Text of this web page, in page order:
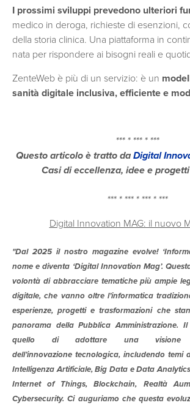
I prossimi sviluppi prevedono ulteriori
medico in deroga, richieste di esenzioni,
della storia clinica. Una piattaforma in
nata per rispondere ai bisogni reali e
ZenteWeb è più di un servizio: è un
sanità digitale inclusiva, efficiente e
*** * *** * ***
Questo articolo è tratto da Digital
Casi di eccellenza, idee e
*** * *** * *** * ***
Digital Innovation MAG: il nuovo
"Dal 2025 il nostro magazine evolve!
nome e diventa ‘Digital Innovation Mag’.
volontà di abbracciare tematiche più ampie
digitale, che vanno oltre l’informatica
esperienze, progetti e trasformazioni che
panorama della Pubblica Amministrazione.
quello di adottare una visione
dell’innovazione tecnologica, includendo temi
Intelligenza Artificiale, Big Data e Data
Internet of Things, Blockchain, Realtà
Cybersecurity. Ci auguriamo che questa